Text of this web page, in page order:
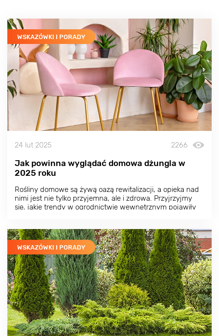
WSKAZÓWKI I PORADY
24 lut 2025 2266
Jak powinna wyglądać domowa dżungla w
2025 roku
Rośliny domowe są żywą oazą rewitalizacji, a opieka nad
nimi jest nie tylko przyjemna, ale i zdrowa. Przyjrzyjmy
się, jakie trendy w ogrodnictwie wewnętrznym pojawiły
WSKAZÓWKI I PORADY